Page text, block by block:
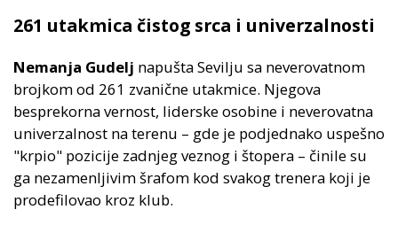
261 utakmica čistog srca i univerzalnosti
Nemanja Gudelj napušta Sevilju sa neverovatnom
brojkom od 261 zvanične utakmice. Njegova
besprekorna vernost, liderske osobine i neverovatna
univerzalnost na terenu – gde je podjednako uspešno
"krpio" pozicije zadnjeg veznog i štopera – činile su
ga nezamenljivim šrafom kod svakog trenera koji je
prodefilovao kroz klub.